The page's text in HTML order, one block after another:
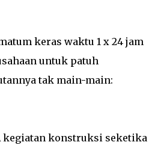
keras waktu 1 x 24 jam
untuk patuh
tak main-main:
kegiatan konstruksi seketika